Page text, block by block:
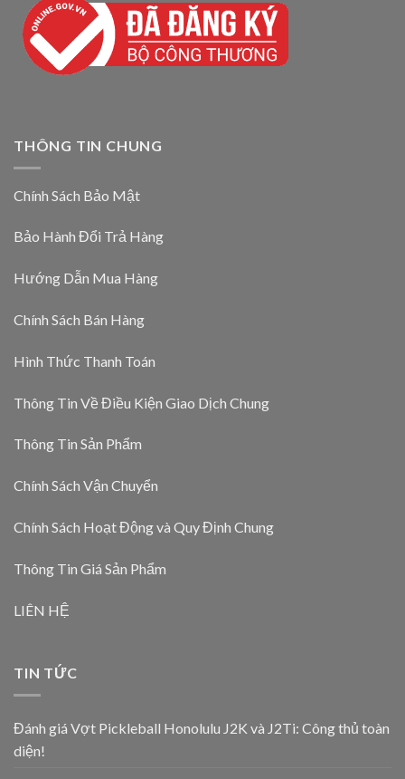
THÔNG TIN CHUNG
Chính Sách Bảo Mật
Bảo Hành Đổi Trả Hàng
Hướng Dẫn Mua Hàng
Chính Sách Bán Hàng
Hình Thức Thanh Toán
Thông Tin Về Điều Kiện Giao Dịch Chung
Thông Tin Sản Phẩm
Chính Sách Vận Chuyển
Chính Sách Hoạt Động và Quy Định Chung
Thông Tin Giá Sản Phẩm
LIÊN HỆ
TIN TỨC
Đánh giá Vợt Pickleball Honolulu J2K và J2Ti: Công thủ toàn
diện!